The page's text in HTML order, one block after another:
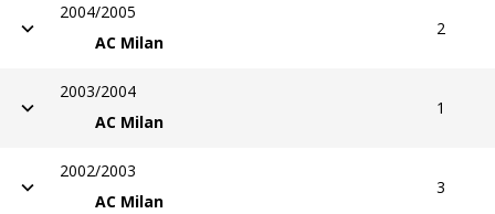
2004/2005
AC Milan
2
2003/2004
AC Milan
1
2002/2003
AC Milan
3